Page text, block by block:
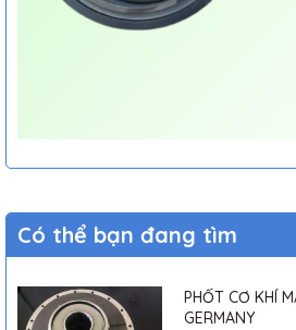
Có thể bạn đang tìm
PHỐT CƠ KHÍ
GERMANY